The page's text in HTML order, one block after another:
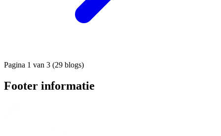
Pagina 1 van 3 (29 blogs)
Footer informatie